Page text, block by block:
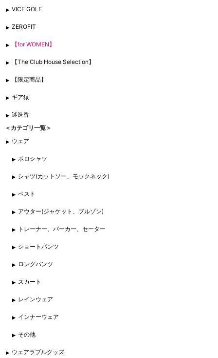
VICE GOLF
ZEROFIT
【for WOMEN】
【The Club House Selection】
【限定商品】
ギア猿
迷迭香
＜カテゴリ一覧＞
ウェア
ポロシャツ
シャツ(カットソー、モックネック)
ベスト
アウター(ジャケット、ブルゾン)
トレーナー、パーカー、セーター
ショートパンツ
ロングパンツ
スカート
レインウェア
インナーウェア
その他
ウェアラブルグッズ